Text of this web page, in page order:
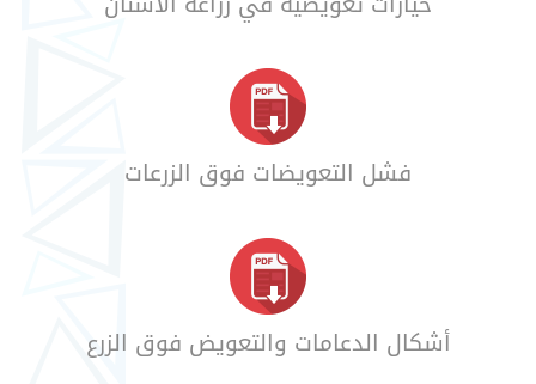
فشل التعويضات فوق الزرعات
أشكال الدعامات والتعويض فوق الزرع